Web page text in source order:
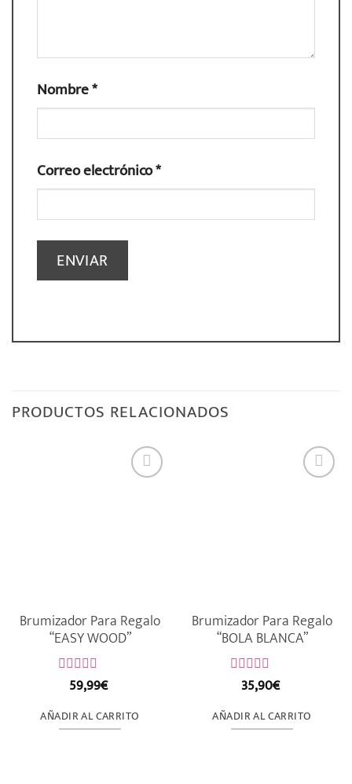
Nombre*
Correo electrónico*
PRODUCTOS RELACIONADOS
Brumizador Para Regalo
“EASY WOOD”
Valorado
de
5
59,99€
AÑADIR AL CARRITO
Brumizador Para Regalo
“BOLA BLANCA”
Valorado
de
5
35,90€
AÑADIR AL CARRITO